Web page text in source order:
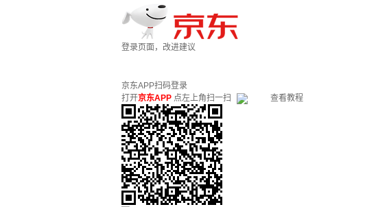
登录页面，改进建议
京东APP扫码登录
打开京东APP 点左上角扫一扫 查看教程